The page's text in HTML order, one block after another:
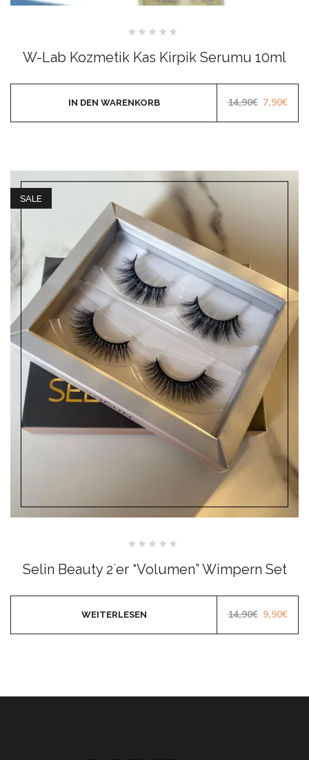
0
von
W-Lab Kozmetik Kas Kirpik Serumu 10ml
14,90€ 7,90€
IN DEN WARENKORB
SALE
0
von
Selin Beauty 2´er “Volumen” Wimpern Set
14,90€ 9,90€
WEITERLESEN